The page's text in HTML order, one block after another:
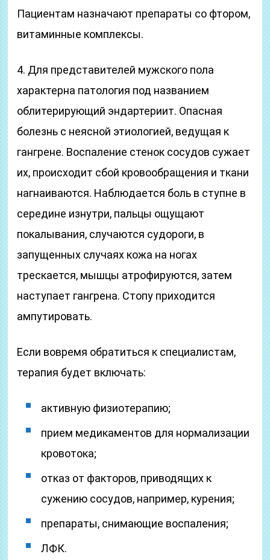
Пациентам назначают препараты со фтором,
витаминные комплексы.
4. Для представителей мужского пола
характерна патология под названием
облитерирующий эндартериит. Опасная
болезнь с неясной этиологией, ведущая к
гангрене. Воспаление стенок сосудов сужает
их, происходит сбой кровообращения и ткани
нагнаиваются. Наблюдается боль в ступне в
середине изнутри, пальцы ощущают
покалывания, случаются судороги, в
запущенных случаях кожа на ногах
трескается, мышцы атрофируются, затем
наступает гангрена. Стопу приходится
ампутировать.
Если вовремя обратиться к специалистам,
терапия будет включать:
активную физиотерапию;
прием медикаментов для нормализации
кровотока;
отказ от факторов, приводящих к
сужению сосудов, например, курения;
препараты, снимающие воспаления;
ЛФК.